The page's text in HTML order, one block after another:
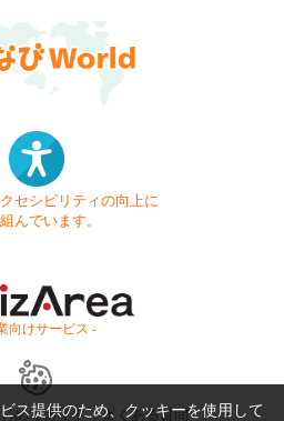
セシビリティの向上に
んでいます。
向けサービス -
めてガイド よくある質問
ス提供のため、クッキーを使用して